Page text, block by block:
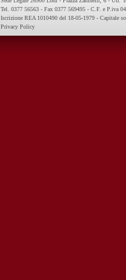
Tel. 0377 56563 - Fax 0377 569495 - C.F. e P.iva
Iscrizione REA 1010490 del 18-05-1979 - Capitale
Privacy Policy